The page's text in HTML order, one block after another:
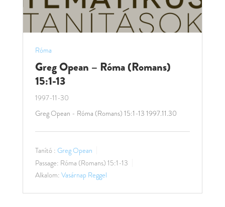
Róma
Greg Opean – Róma (Romans)
15:1-13
1997-11-30
Greg Opean - Róma (Romans) 15:1-13 1997.11.30
Tanító : Greg Opean
Passage: Róma (Romans) 15:1-13
Alkalom: Vasárnap Reggel